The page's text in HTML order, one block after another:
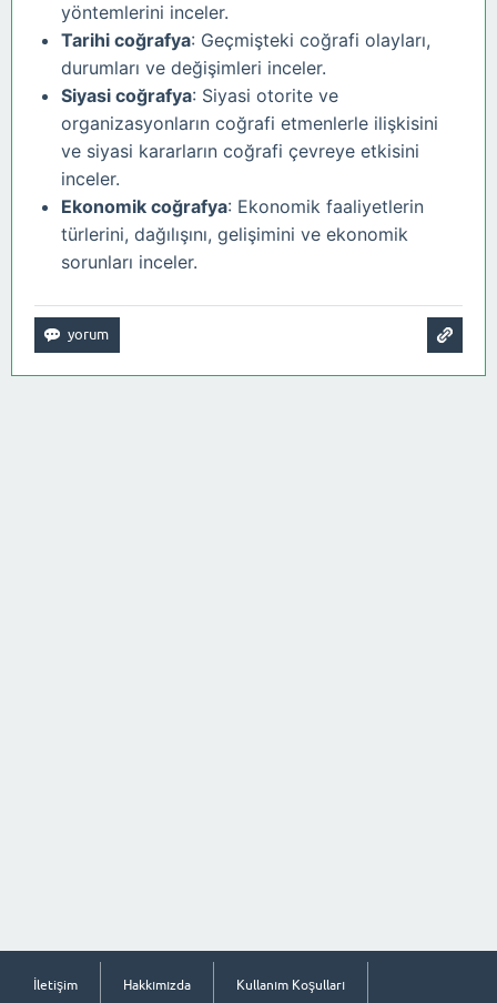
yöntemlerini inceler.
Tarihi coğrafya: Geçmişteki coğrafi olayları,
durumları ve değişimleri inceler.
Siyasi coğrafya: Siyasi otorite ve
organizasyonların coğrafi etmenlerle ilişkisini
ve siyasi kararların coğrafi çevreye etkisini
inceler.
Ekonomik coğrafya: Ekonomik faaliyetlerin
türlerini, dağılışını, gelişimini ve ekonomik
sorunları inceler.
İletişim Hakkımızda Kullanım Koşulları